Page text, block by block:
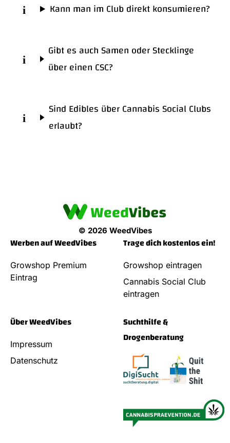
Kann man im Club direkt konsumieren?
Gibt es auch Samen oder Stecklinge
über einen CSC?
Sind Edibles über Cannabis Social Clubs
erlaubt?
© 2026 WeedVibes
Werben auf WeedVibes
Growshop Premium
Eintrag
Trage dich kostenlos ein!
Growshop eintragen
Cannabis Social Club
eintragen
Über WeedVibes
Impressum
Datenschutz
Suchthilfe &
Drogenberatung